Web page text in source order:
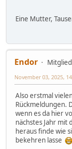
Eine Mutter,
Endor
Mitglied
November 03, 2025,
Also erstmal
Rückmeldungen.
wenn es da hier
nächstes Jahr mit
heraus finde wie
bekehren lasse